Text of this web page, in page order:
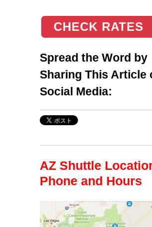
CHECK RATES
Spread the Word by
Sharing This Article
Social Media:
AZ Shuttle
Phone and Hours